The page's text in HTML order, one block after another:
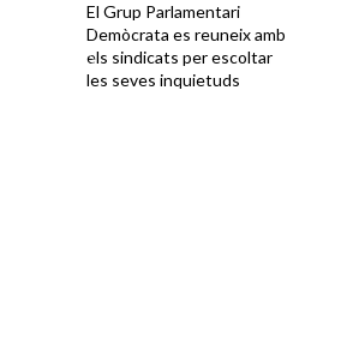
El Grup Parlamentari
Demòcrata es reuneix amb
els sindicats per escoltar
les seves inquietuds